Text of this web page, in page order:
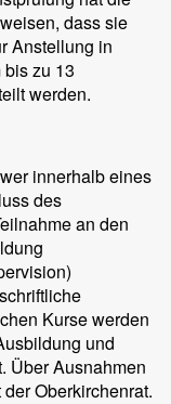
dass sie
Anstellung in
zu 13
werden.
innerhalb eines
des
an den
Kurse werden
und
Über Ausnahmen
Oberkirchenrat.